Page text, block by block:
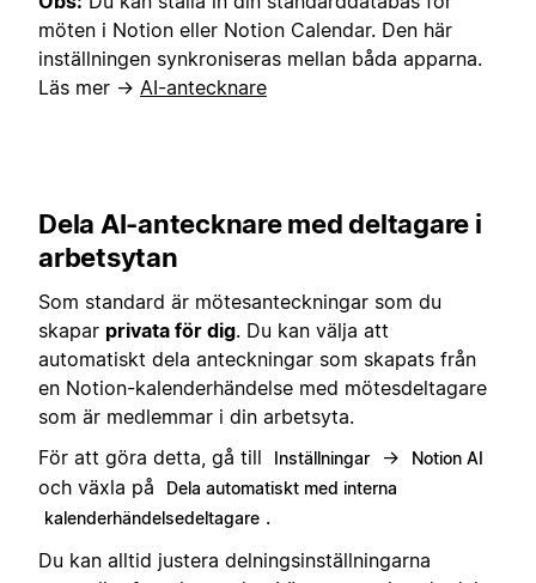
möten i Notion eller Notion Calendar. Den här
inställningen synkroniseras mellan båda apparna.
Läs mer → AI-antecknare
Dela AI-antecknare med deltagare i
arbetsytan
Som standard är mötesanteckningar som du
skapar privata för dig. Du kan välja att
automatiskt dela anteckningar som skapats från
en Notion-kalenderhändelse med mötesdeltagare
som är medlemmar i din arbetsyta.
För att göra detta, gå till
Inställningar → Notion AI
och växla på
Dela automatiskt med interna
kalenderhändelsedeltagare .
Du kan alltid justera delningsinställningarna